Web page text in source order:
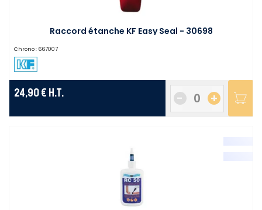
Raccord étanche KF Easy Seal - 30698
Chrono : 667007
24,90 € H.T. +
-